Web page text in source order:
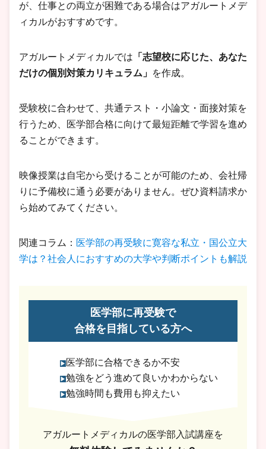
が、仕事との両立が困難である場合はアガルートメデ
ィカルがおすすめです。
アガルートメディカルでは 「志望校に応じた、あなた
だけの個別対策カリキュラム」 を作成。
受験校に合わせて、共通テスト・小論文・面接対策を
行うため、医学部合格に向けて最短距離で学習を進め
ることができます。
映像授業は自宅から受けることが可能のため、会社帰
りに予備校に通う必要がありません。ぜひ資料請求か
ら始めてみてください。
関連コラム： 医学部の再受験に寛容な私立・国公立大
学は？社会人におすすめの大学や判断ポイントも解説
医学部に再受験で
合格を目指している方へ
医学部に合格できるか不安
勉強をどう進めて良いかわからない
勉強時間も費用も抑えたい
アガルートメディカルの医学部入試講座を